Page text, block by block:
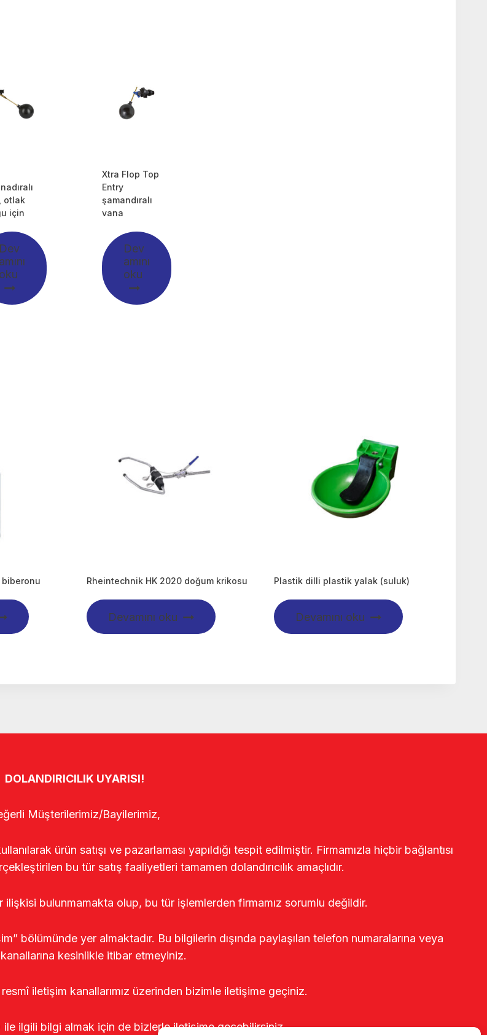
otlak
için
Dev
amını
oku
Xtra Flop Top
Entry
şamandıralı
vana
Dev
amını
oku
biberonu Rheintechnik HK 2020 doğum krikosu
Devamını oku
Plastik dilli plastik yalak (suluk)
Devamını oku
DOLANDIRICILIK UYARISI!
Müşterilerimiz/Bayilerimiz,
ürün satışı ve pazarlaması yapıldığı tespit edilmiştir. Firmamızla hiçbir bağlantısı
bu tür satış faaliyetleri tamamen dolandırıcılık amaçlıdır.
ilişkisi bulunmamakta olup, bu tür işlemlerden firmamız sorumlu değildir.
bölümünde yer almaktadır. Bu bilgilerin dışında paylaşılan telefon numaralarına veya
kesinlikle itibar etmeyiniz.
iletişim kanallarımız üzerinden bizimle iletişime geçiniz.
ilgili bilgi almak için de bizlerle iletişime geçebilirsiniz.